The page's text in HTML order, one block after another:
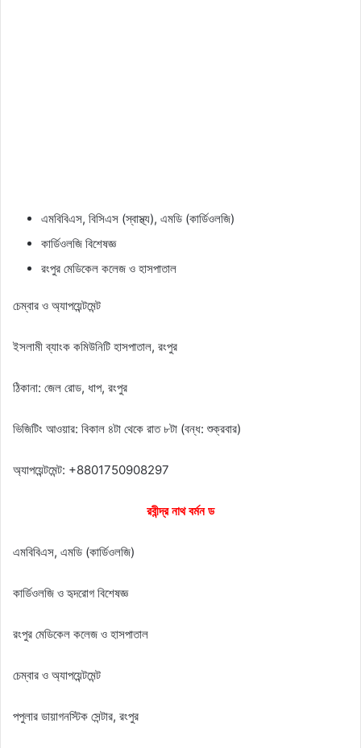
এমবিবিএস, বিসিএস (স্বাস্থ্য), এমডি (কার্ডিওলজি)
কার্ডিওলজি বিশেষজ্ঞ
রংপুর মেডিকেল কলেজ ও হাসপাতাল
চেম্বার ও অ্যাপয়েন্টমেন্ট
ইসলামী ব্যাংক কমিউনিটি হাসপাতাল, রংপুর
ঠিকানা: জেল রোড, ধাপ, রংপুর
ভিজিটিং আওয়ার: বিকাল ৪টা থেকে রাত ৮টা (বন্ধ: শুক্রবার)
অ্যাপয়েন্টমেন্ট: +8801750908297
রবীন্দ্র নাথ বর্মন ড
এমবিবিএস, এমডি (কার্ডিওলজি)
কার্ডিওলজি ও হৃদরোগ বিশেষজ্ঞ
রংপুর মেডিকেল কলেজ ও হাসপাতাল
চেম্বার ও অ্যাপয়েন্টমেন্ট
পপুলার ডায়াগনস্টিক সেন্টার, রংপুর